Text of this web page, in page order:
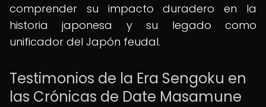
comprender su impacto duradero en la
historia japonesa y su legado como
unificador del Japón feudal.
Testimonios de la Era Sengoku en
las Crónicas de Date Masamune